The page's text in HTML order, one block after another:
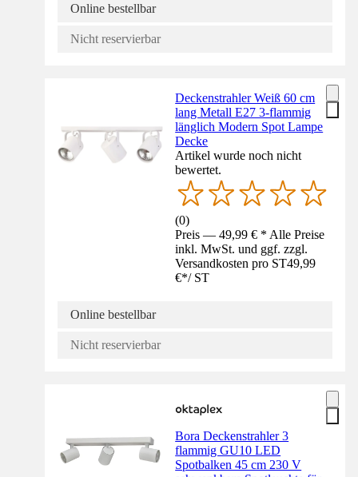
Online bestellbar
Nicht reservierbar
Deckenstrahler Weiß 60 cm
lang Metall E27 3-flammig
länglich Modern Spot Lampe
Decke
Artikel wurde noch nicht
bewertet.
(0)
Preis — 49,99 € * Alle Preise
inkl. MwSt. und ggf. zzgl.
Versandkosten pro ST49,99
€*/ ST
Online bestellbar
Nicht reservierbar
Bora Deckenstrahler 3
flammig GU10 LED
Spotbalken 45 cm 230 V